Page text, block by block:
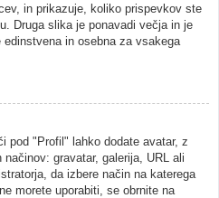
in prikazuje, koliko prispevkov ste
Druga slika je ponavadi večja in je
in osebna za vsakega
pod "Profil" lahko dodate avatar, z
gravatar, galerija, URL ali
da izbere način na katerega
morete uporabiti, se obrnite na